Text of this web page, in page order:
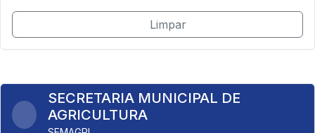
Limpar
SECRETARIA MUNICIPAL DE
AGRICULTURA